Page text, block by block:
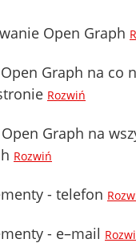
Open Graph
Graph na co
Rozwiń
Graph na
Rozwiń
- telefon
- e–mail